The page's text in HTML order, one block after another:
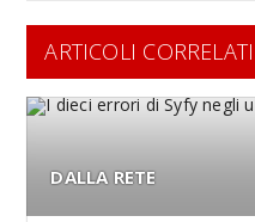
ARTICOLI CORRELATI
DALLA RETE